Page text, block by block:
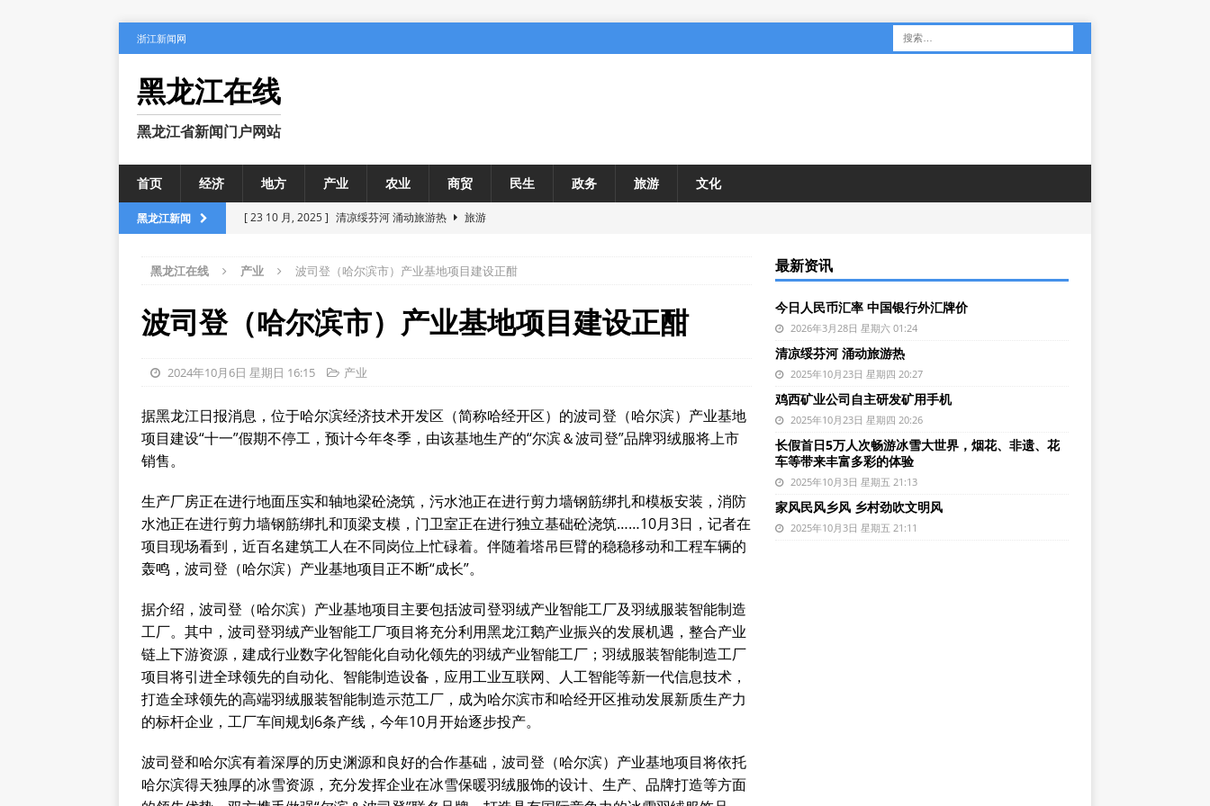
浙江新闻网
黑龙江在线
黑龙江省新闻门户网站
首页 经济 地方 产业 农业 商贸 民生 政务 旅游 文化
黑龙江新闻 [ 23 10 月, 2025 ] 清凉绥芬河 涌动旅游热
旅游
[ 3 10 月, 2025 ]
长假首日5万人次畅游冰雪大世界，烟花、非遗、花车等带来丰富多彩的体验
[ 3 10 月, 2025 ] 家风民风乡风 乡村劲吹文明风
地方
[ 28 3 月, 2026 ]
今日人民币汇率 中国银行外汇牌价 商贸
黑龙江在线 产业 波司登（哈尔滨市）产业基地项目建设正酣
波司登（哈尔滨市）产业基地项目建设正酣
2024年10月6日 星期日 16:15 产业
据黑龙江日报消息，位于哈尔滨经济技术开发区（简称哈经开区）的波司登（哈尔滨）产业基地
项目建设“十一”假期不停工，预计今年冬季，由该基地生产的“尔滨＆波司登”品牌羽绒服将上市
销售。
生产厂房正在进行地面压实和轴地梁砼浇筑，污水池正在进行剪力墙钢筋绑扎和模板安装，消防
水池正在进行剪力墙钢筋绑扎和顶梁支模，门卫室正在进行独立基础砼浇筑……10月3日，记者在
项目现场看到，近百名建筑工人在不同岗位上忙碌着。伴随着塔吊巨臂的稳稳移动和工程车辆的
轰鸣，波司登（哈尔滨）产业基地项目正不断“成长”。
据介绍，波司登（哈尔滨）产业基地项目主要包括波司登羽绒产业智能工厂及羽绒服装智能制造
工厂。其中，波司登羽绒产业智能工厂项目将充分利用黑龙江鹅产业振兴的发展机遇，整合产业
链上下游资源，建成行业数字化智能化自动化领先的羽绒产业智能工厂；羽绒服装智能制造工厂
项目将引进全球领先的自动化、智能制造设备，应用工业互联网、人工智能等新一代信息技术，
打造全球领先的高端羽绒服装智能制造示范工厂，成为哈尔滨市和哈经开区推动发展新质生产力
的标杆企业，工厂车间规划6条产线，今年10月开始逐步投产。
波司登和哈尔滨有着深厚的历史渊源和良好的合作基础，波司登（哈尔滨）产业基地项目将依托
哈尔滨得天独厚的冰雪资源，充分发挥企业在冰雪保暖羽绒服饰的设计、生产、品牌打造等方面
最新资讯
今日人民币汇率 中国银行外汇牌价
2026年3月28日 星期六 01:24
清凉绥芬河 涌动旅游热
2025年10月23日 星期四 20:27
鸡西矿业公司自主研发矿用手机
2025年10月23日 星期四 20:26
长假首日5万人次畅游冰雪大世界，烟花、非遗、花
车等带来丰富多彩的体验
2025年10月3日 星期五 21:13
家风民风乡风 乡村劲吹文明风
2025年10月3日 星期五 21:11